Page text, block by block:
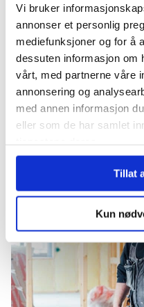
Vi bruker
annonser et personlig
mediefunksjoner og for å
dessuten informasjon om
vårt, med partnerne våre
annonsering og
med annen informasjon
eller som de har samlet
Tillat
Kun
Hellvik Hus Øst
tømrerlag!
Hellvik Hus Øst
og vi har en solid
salg på våre